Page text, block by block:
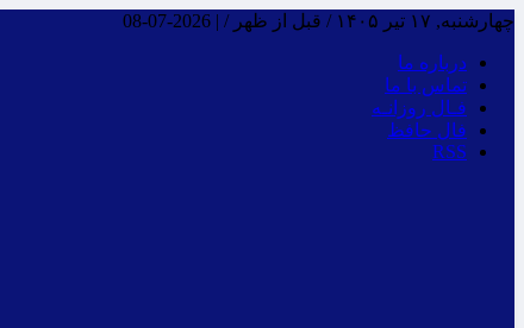
چهارشنبه, ۱۷ تیر ۱۴۰۵ / قبل از ظهر / |
2026-07-08
درباره ما
تماس با ما
فـال روزانـه
فال حافظ
RSS